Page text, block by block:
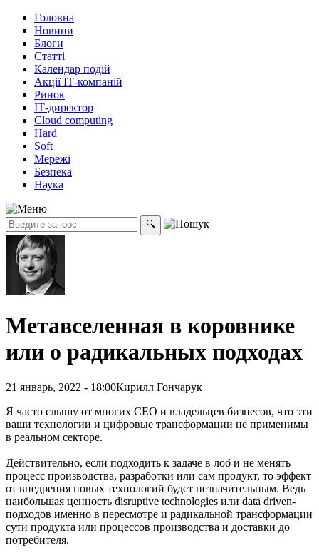
Головна
Новини
Блоги
Статті
Календар подій
Акції ІТ-компаній
Ринок
ІТ-директор
Cloud computing
Hard
Soft
Мережі
Безпека
Наука
Метавселенная в коровнике
или о радикальных подходах
21 январь, 2022 - 18:00Кирилл Гончарук
Я часто слышу от многих CEO и владельцев бизнесов, что эти
ваши технологии и цифровые трансформации не применимы
в реальном секторе.
Действительно, если подходить к задаче в лоб и не менять
процесс производства, разработки или сам продукт, то эффект
от внедрения новых технологий будет незначительным. Ведь
наибольшая ценность disruptive technologies или data driven-
подходов именно в пересмотре и радикальной трансформации
сути продукта или процессов производства и доставки до
потребителя.